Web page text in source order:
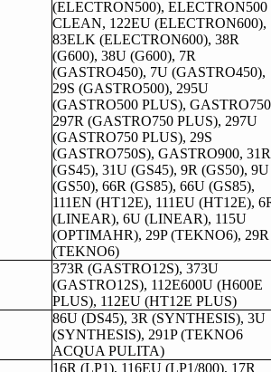
(ELECTRON500), ELECTRON500
CLEAN, 122EU (ELECTRON600),
83ELK (ELECTRON600), 38R
(G600), 38U (G600), 7R
(GASTRO450), 7U (GASTRO450),
29S (GASTRO500), 295U
(GASTRO500 PLUS),
297R (GASTRO750 PLUS), 297U
(GASTRO750 PLUS), 29S
(GASTRO750S), GASTRO900, 31R
(GS45), 31U (GS45), 9R (GS50), 9U
(GS50), 66R (GS85), 66U (GS85),
111EN (HT12E), 111EU (HT12E),
(LINEAR), 6U (LINEAR), 115U
(OPTIMAHR), 29P (TEKNO6), 29R
(TEKNO6)
373R (GASTRO12S), 373U
(GASTRO12S), 112E600U (H600E
PLUS), 112EU (HT12E PLUS)
86U (DS45), 3R (SYNTHESIS), 3U
(SYNTHESIS), 291P (TEKNO6
ACQUA PULITA)
16R (LP1), 116EU (LP1/800), 17R